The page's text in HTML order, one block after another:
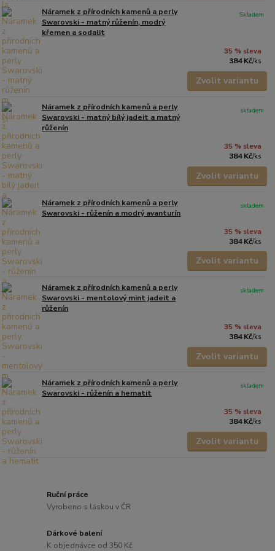
Náramek z přírodních kamenů a perly
Swarovski - matný růženín, modrý
křemen a sodalit
35 % sleva
384 Kč/ks
Skladem
Zvolit variantu
Náramek z přírodních kamenů a perly
Swarovski - matný bílý jadeit a matný
růženín
35 % sleva
384 Kč/ks
skladem
Zvolit variantu
Náramek z přírodních kamenů a perly
Swarovski - růženín a modrý avanturín
35 % sleva
384 Kč/ks
skladem
Zvolit variantu
Náramek z přírodních kamenů a perly
Swarovski - mentolový mint jadeit a
růženín
35 % sleva
384 Kč/ks
skladem
Zvolit variantu
Náramek z přírodních kamenů a perly
Swarovski - růženín a hematit
35 % sleva
384 Kč/ks
skladem
Zvolit variantu
Ruční práce
Vyrobeno s láskou v ČR
Dárkové balení
K objednávce od 350 Kč